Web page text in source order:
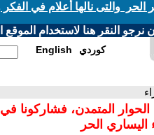
والتى نالها أعلام في الفكر
النقر هنا لاستخدام الموقع
English كوردي
الحوار المتمدن، فشاركونا
اليساري الحر